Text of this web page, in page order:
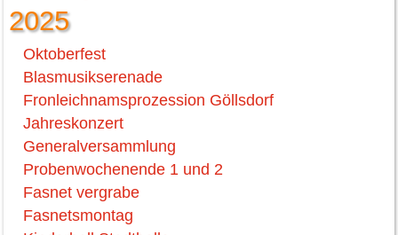
2025
Oktoberfest
Blasmusikserenade
Fronleichnamsprozession Göllsdorf
Jahreskonzert
Generalversammlung
Probenwochenende 1 und 2
Fasnet vergrabe
Fasnetsmontag